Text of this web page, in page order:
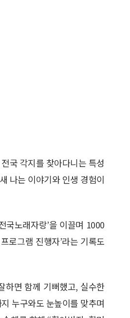
국 각지를 찾아다니는 특성
나는 이야기와 인생 경험이
국노래자랑’을 이끌며 1000
로그램 진행자’라는 기록도
하면 함께 기뻐했고, 실수한
누구와도 눈높이를 맞추며